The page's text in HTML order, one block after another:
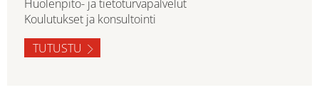
Huolenpito- ja tietoturvapalvelut
Koulutukset ja konsultointi
TUTUSTU